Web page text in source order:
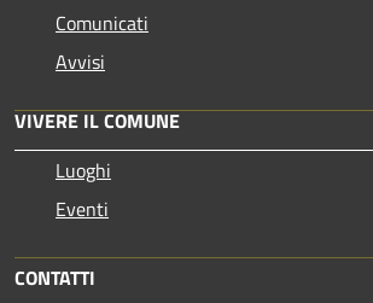
Comunicati
Avvisi
VIVERE IL COMUNE
Luoghi
Eventi
CONTATTI